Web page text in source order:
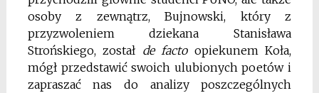
osoby z zewnątrz, Bujnowski, który z
przyzwoleniem dziekana Stanisława
Strońskiego, został de factoopiekunem Koła,
mógł przedstawić swoich ulubionych poetów i
zapraszać nas do analizy poszczególnych